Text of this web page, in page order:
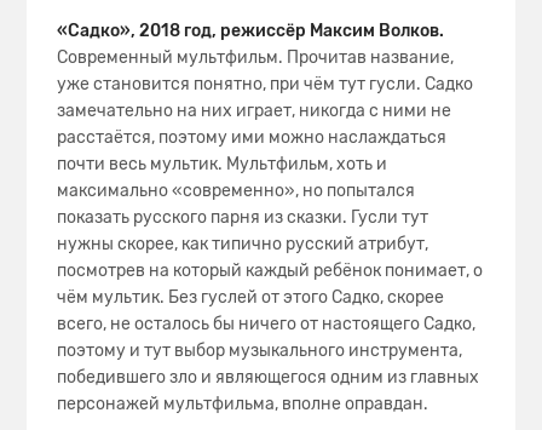
«Садко», 2018 год, режиссёр Максим Волков.
Современный мультфильм. Прочитав название,
уже становится понятно, при чём тут гусли. Садко
замечательно на них играет, никогда с ними не
расстаётся, поэтому ими можно наслаждаться
почти весь мультик. Мультфильм, хоть и
максимально «современно», но попытался
показать русского парня из сказки. Гусли тут
нужны скорее, как типично русский атрибут,
посмотрев на который каждый ребёнок понимает, о
чём мультик. Без гуслей от этого Садко, скорее
всего, не осталось бы ничего от настоящего Садко,
поэтому и тут выбор музыкального инструмента,
победившего зло и являющегося одним из главных
персонажей мультфильма, вполне оправдан.